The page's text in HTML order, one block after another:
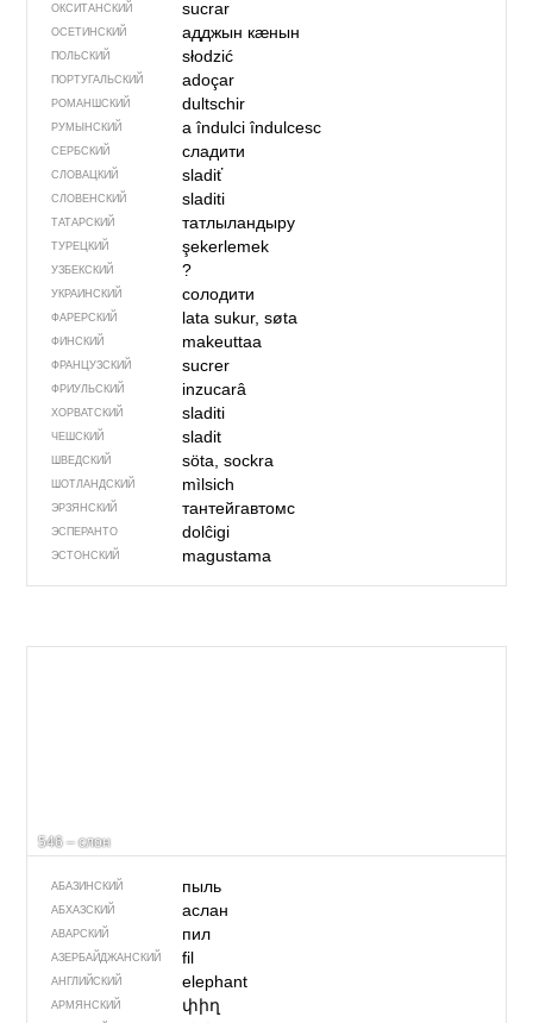
ОКСИТАНСКИЙ sucrar
ОСЕТИНСКИЙ адджын кӕнын
ПОЛЬСКИЙ słodzić
ПОРТУГАЛЬСКИЙ adoçar
РОМАНШСКИЙ dultschir
РУМЫНСКИЙ a îndulciîndulcesc
СЕРБСКИЙ сладити
СЛОВАЦКИЙ sladiť
СЛОВЕНСКИЙ sladiti
ТАТАРСКИЙ татлыландыру
ТУРЕЦКИЙ şekerlemek
УЗБЕКСКИЙ ?
УКРАИНСКИЙ солодити
ФАРЕРСКИЙ lata sukur, søta
ФИНСКИЙ makeuttaa
ФРАНЦУЗСКИЙ sucrer
ФРИУЛЬСКИЙ inzucarâ
ХОРВАТСКИЙ sladiti
ЧЕШСКИЙ sladit
ШВЕДСКИЙ söta, sockra
ШОТЛАНДСКИЙ mìlsich
ЭРЗЯНСКИЙ тантейгавтомс
ЭСПЕРАНТО dolĉigi
ЭСТОНСКИЙ magustama
546 – слон
АБАЗИНСКИЙ пыль
АБХАЗСКИЙ аслан
АВАРСКИЙ пил
АЗЕРБАЙДЖАН­СКИЙ fil
АНГЛИЙСКИЙ elephant
АРМЯНСКИЙ փիղ